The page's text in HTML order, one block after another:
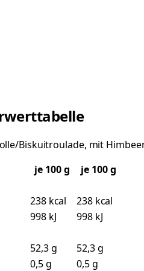
Biskuitroulade, mit
je 100g
je 100 g
238 kcal
238 kcal
998 kJ
998 kJ
52,3 g
52,3 g
0,5 g
0,5 g